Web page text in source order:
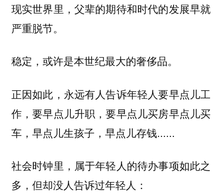
现实世界里，父辈的期待和时代的发展早就
严重脱节。
稳定，或许是本世纪最大的奢侈品。
正因如此，永远有人告诉年轻人要早点儿工
作，要早点儿升职，要早点儿买房早点儿买
车，早点儿生孩子，早点儿存钱......
社会时钟里，属于年轻人的待办事项如此之
多，但却没人告诉过年轻人：